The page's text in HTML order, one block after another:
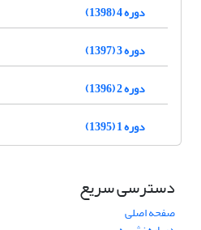
دوره 4 (1398)
دوره 3 (1397)
دوره 2 (1396)
دوره 1 (1395)
دسترسی سریع
صفحه اصلی